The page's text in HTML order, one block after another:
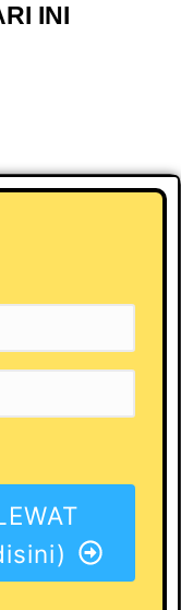
INI